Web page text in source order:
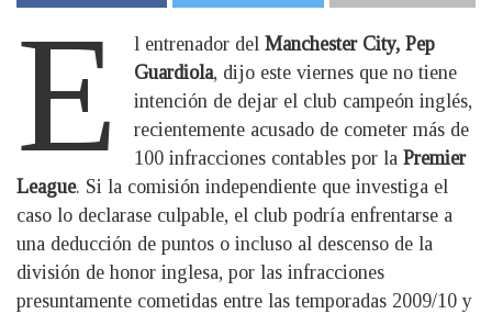
E l entrenador delManchester City, Pep
Guardiola, dijo este viernes que no tiene
intención de dejar el club campeón inglés,
recientemente acusado de cometer más de
100 infracciones contables por laPremier
League. Si la comisión independiente que investiga el
caso lo declarase culpable, el club podría enfrentarse a
una deducción de puntos o incluso al descenso de la
división de honor inglesa, por las infracciones
presuntamente cometidas entre las temporadas 2009/10 y